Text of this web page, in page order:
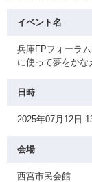
イベント名
兵庫FPフォーラ
に使って夢をかな
日時
2025年07月12日
会場
西宮市民会館